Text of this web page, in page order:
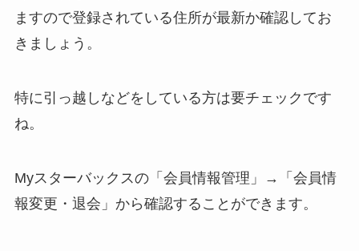
ますので登録されている住所が最新か確認してお
きましょう。
特に引っ越しなどをしている方は要チェックです
ね。
Myスターバックスの「会員情報管理」→「会員情
報変更・退会」から確認することができます。